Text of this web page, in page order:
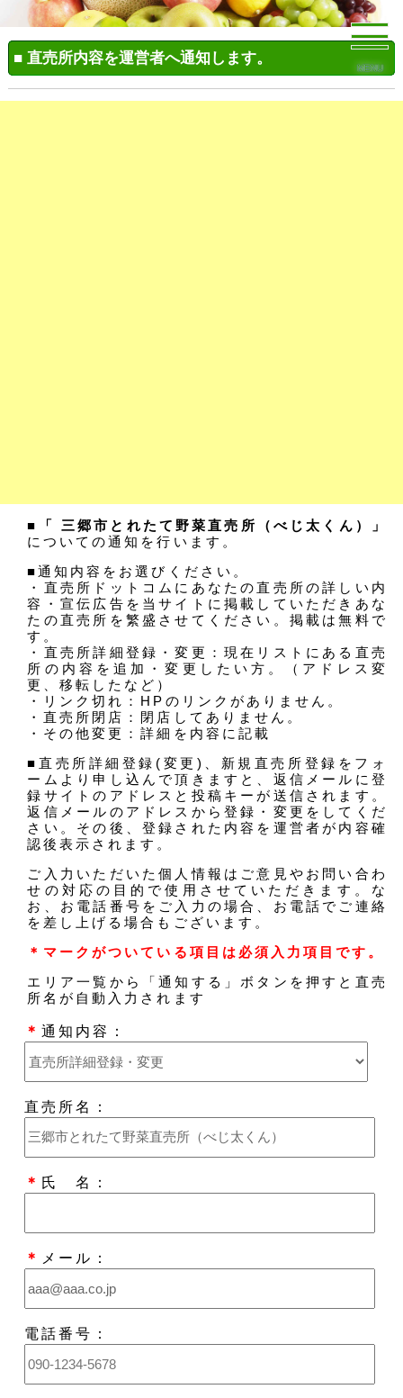
MENU
■ 直売所内容を運営者へ通知します。
■「 三郷市とれたて野菜直売所（べじ太くん）」
についての通知を行います。
■通知内容をお選びください。
・直売所ドットコムにあなたの直売所の詳しい内
容・宣伝広告を当サイトに掲載していただきあな
たの直売所を繁盛させてください。掲載は無料で
す。
・直売所詳細登録・変更：現在リストにある直売
所の内容を追加・変更したい方。（アドレス変
更、移転したなど）
・リンク切れ：HPのリンクがありません。
・直売所閉店：閉店してありません。
・その他変更：詳細を内容に記載
■直売所詳細登録(変更)、新規直売所登録をフォ
ームより申し込んで頂きますと、返信メールに登
録サイトのアドレスと投稿キーが送信されます。
返信メールのアドレスから登録・変更をしてくだ
さい。その後、登録された内容を運営者が内容確
認後表示されます。
ご入力いただいた個人情報はご意見やお問い合わ
せの対応の目的で使用させていただきます。な
お、お電話番号をご入力の場合、お電話でご連絡
を差し上げる場合もございます。
＊マークがついている項目は必須入力項目です。
エリア一覧から「通知する」ボタンを押すと直売
所名が自動入力されます
＊通知内容：
直売所名：
＊ 氏 名：
＊ メール：
電話番号：